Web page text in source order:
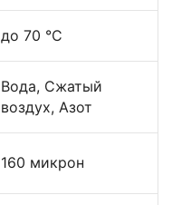
до 70 °C
Вода, Сжатый
воздух, Азот
160 микрон